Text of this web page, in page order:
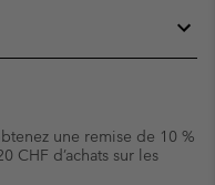
une remise de 10 %
CHF d’achats sur les